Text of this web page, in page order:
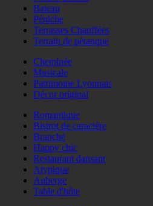
Bateau
Péniche
Terrasses Chauffées
Terrain de pétanque
Cheminée
Musicale
Patrimoine Lyonnais
Décor original
Romantique
Bistrot de caractère
Branché
Happy chic
Restaurant dansant
Atypique
Auberge
Table d'hôte